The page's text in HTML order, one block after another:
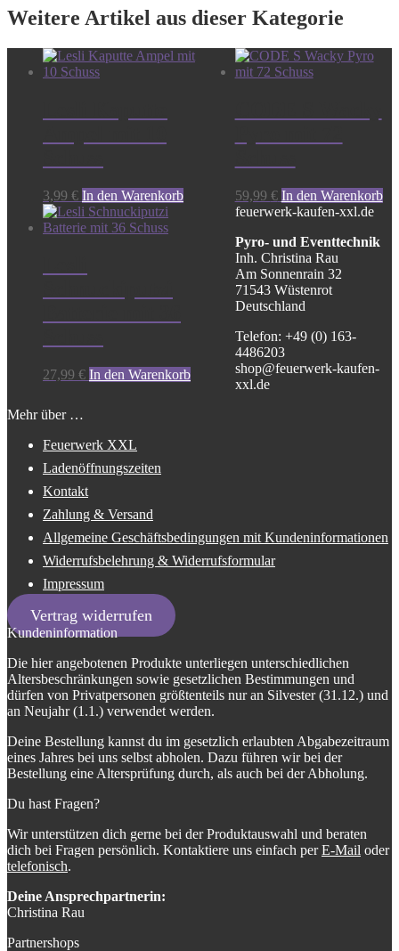
Weitere Artikel aus dieser Kategorie
3,99 € In den Warenkorb 59,99 € In den Warenkorb
27,99 € In den Warenkorb
feuerwerk-kaufen-xxl.de
Pyro- und Eventtechnik
Inh. Christina Rau
Am Sonnenrain 32
71543 Wüstenrot
Deutschland
Telefon: +49 (0) 163-
4486203
shop@feuerwerk-kaufen-
xxl.de
Mehr über …
Feuerwerk XXL
Ladenöffnungszeiten
Kontakt
Zahlung & Versand
Allgemeine Geschäftsbedingungen mit Kundeninformationen
Widerrufsbelehrung & Widerrufsformular
Impressum
Vertrag widerrufen
Kundeninformation
Die hier angebotenen Produkte unterliegen unterschiedlichen
Altersbeschränkungen sowie gesetzlichen Bestimmungen und
dürfen von Privatpersonen größtenteils nur an Silvester (31.12.) und
an Neujahr (1.1.) verwendet werden.
Deine Bestellung kannst du im gesetzlich erlaubten Abgabezeitraum
eines Jahres bei uns selbst abholen. Dazu führen wir bei der
Bestellung eine Altersprüfung durch, als auch bei der Abholung.
Du hast Fragen?
Wir unterstützen dich gerne bei der Produktauswahl und beraten
dich bei Fragen persönlich. Kontaktiere uns einfach perE-Mail oder
telefonisch.
Deine Ansprechpartnerin:
Christina Rau
Partnershops